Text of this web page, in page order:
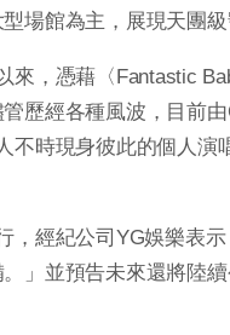
場館為主，展現天團級
來，憑藉〈Fantastic
歷經各種風波，目前
不時現身彼此的個人
經紀公司YG娛樂表
」並預告未來還將陸續